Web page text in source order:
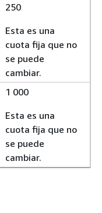
250
Esta es una
cuota fija que no
se puede
cambiar.
1 000
Esta es una
cuota fija que no
se puede
cambiar.